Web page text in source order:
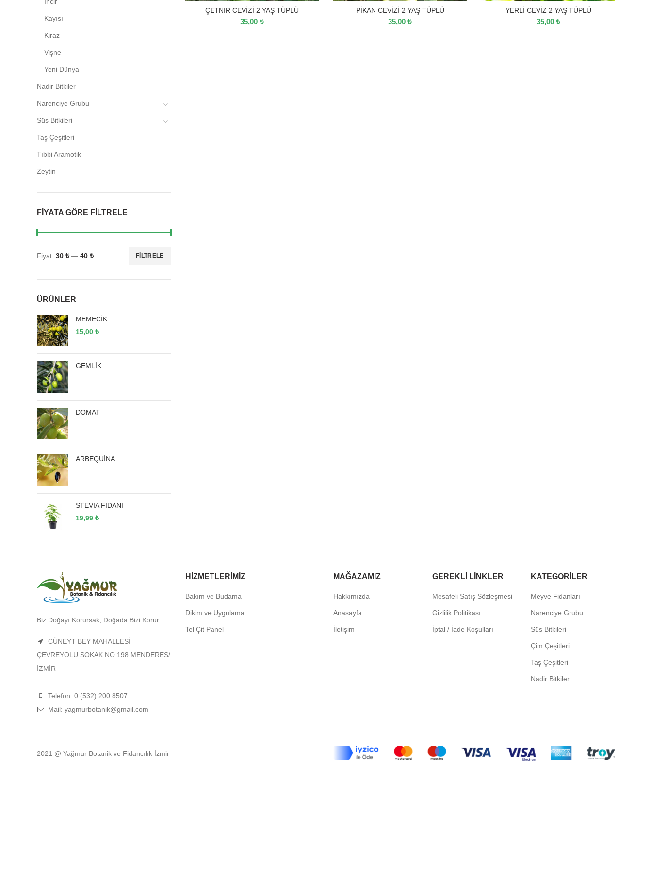
ÇETNIR CEVİZİ 2 YAŞ TÜPLÜ
35,00 ₺
PİKAN CEVİZİ 2 YAŞ TÜPLÜ
35,00₺
YERLİ CEVİZ 2 YAŞ TÜPLÜ
35,00 ₺
Kayısı
Kiraz
Vişne
Yeni Dünya
Nadir Bitkiler
Narenciye Grubu
Süs Bitkileri
Taş Çeşitleri
Tıbbi Aramotik
Zeytin
FIYATA GÖRE FILTRELE
FILTRELE
Fiyat: 30 ₺ — 40 ₺
ÜRÜNLER
MEMECİK
15,00 ₺
GEMLİK
DOMAT
ARBEQUİNA
STEVİA FİDANI
19,99 ₺
Biz Doğayı Korursak, Doğada Bizi Korur...
CÜNEYT BEY MAHALLESİ
ÇEVREYOLU SOKAK NO:198 MENDERES/
İZMİR
Telefon: 0 (532) 200 8507
Mail: yagmurbotanik@gmail.com
HIZMETLERIMIZ
Bakım ve Budama
Dikim ve Uygulama
Tel Çit Panel
MAĞAZAMIZ
Hakkımızda
Anasayfa
İletişim
GEREKLI LINKLER
Mesafeli Satış Sözleşmesi
Gizlilik Politikası
İptal / İade Koşulları
KATEGORILER
Meyve Fidanları
Narenciye Grubu
Süs Bitkileri
Çim Çeşitleri
Taş Çeşitleri
Nadir Bitkiler
2021 @ Yağmur Botanik ve Fidancılık İzmir